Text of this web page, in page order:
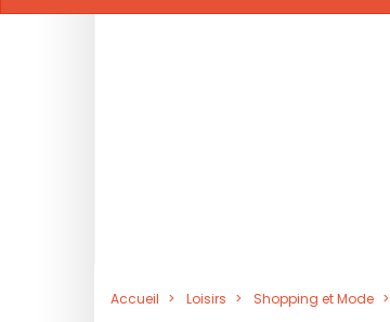
Accueil Loisirs Shopping et Mode